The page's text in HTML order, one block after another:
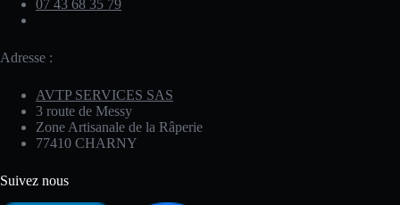
07 43 68 35 79
Adresse :
AVTP SERVICES SAS
3 route de Messy
Zone Artisanale de la Râperie
77410 CHARNY
Suivez nous